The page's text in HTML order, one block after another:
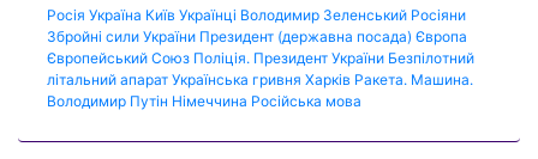
Росія Україна Київ Українці Володимир Зеленський Росіяни
Збройні сили України Президент (державна посада) Європа
Європейський Союз Поліція. Президент України Безпілотний
літальний апарат Українська гривня Харків Ракета. Машина.
Володимир Путін Німеччина Російська мова